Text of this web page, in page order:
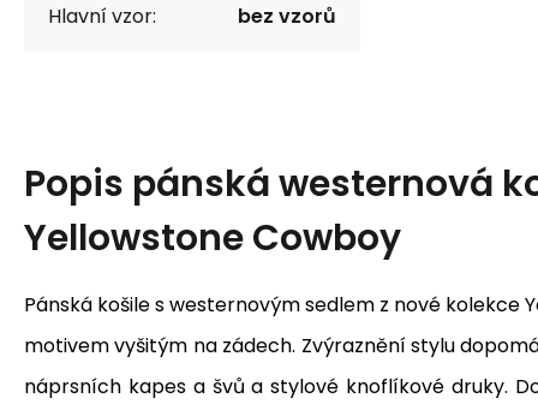
Hlavní vzor: bez vzorů
Popis pánská westernová
Yellowstone Cowboy
Pánská košile s westernovým sedlem z nové kolekce
motivem vyšitým na zádech. Zvýraznění stylu
náprsních kapes a švů a stylové knoflíkové druky.